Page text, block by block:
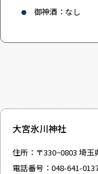
御神酒：なし
大宮氷川神社
住所：〒330−0803 埼
電話番号：048-641-